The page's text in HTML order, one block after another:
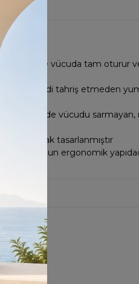
kesimiyle vücuda tam oturur
cildi tahriş etmeden
sayesinde vücudu
özel olarak tasarlanmıştır
uygun ergonomik